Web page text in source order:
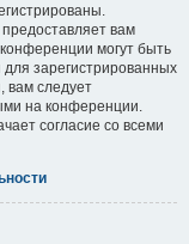
предоставляет вам
могут быть
зарегистрированных
вам следует
на конференции.
согласие со всеми